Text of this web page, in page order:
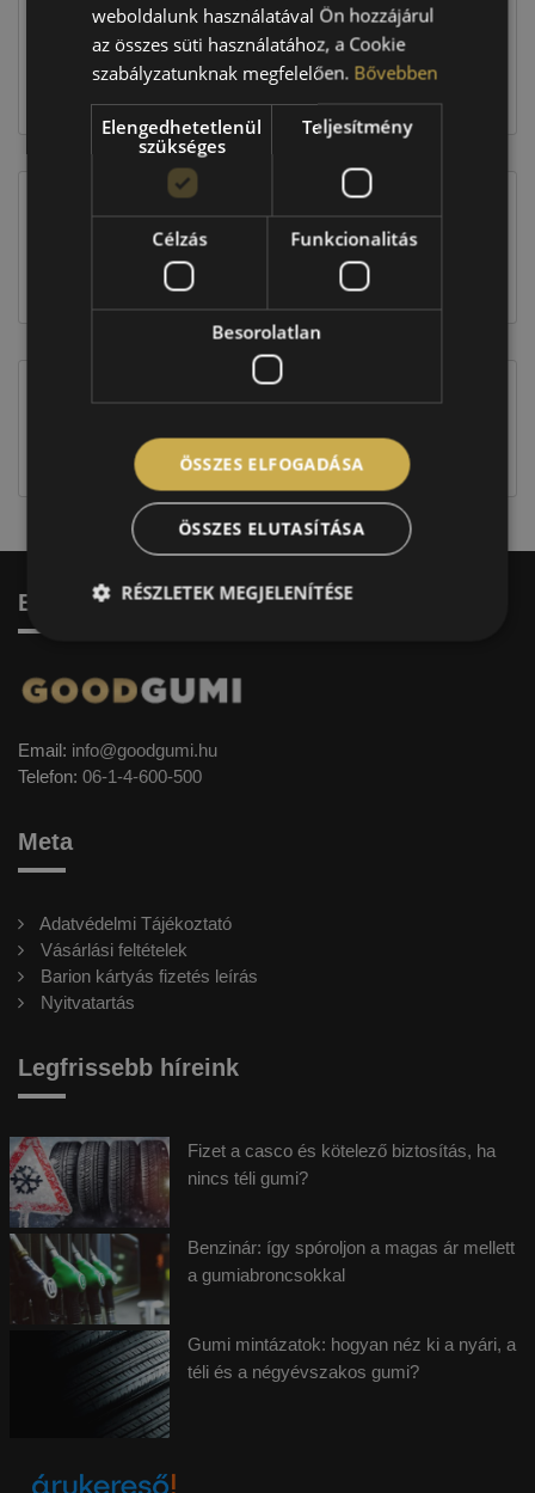
197 160 Ft
EU-s abroncscímke
Figyelem a feltüntetett címke adatok tájékoztató
címkével ellátott abroncs kerül kiszállításra.
Elérhetőség
Email: info@goodgumi.hu
Telefon: 06-1-4-600-500
Meta
Adatvédelmi Tájékoztató
Vásárlási feltételek
Barion kártyás fizetés leírás
Nyitvatartás
Legfrissebb híreink
Fizet a casco és kötelező biztosítás, ha
nincs téli gumi?
Benzinár: így spóroljon a magas ár mellett
a gumiabroncsokkal
Gumi mintázatok: hogyan néz ki a nyári, a
téli és a négyévszakos gumi?
weboldalunk használatával Ön hozzájárul
az összes süti használatához, a Cookie
szabályzatunknak megfelelően. Bővebben
Elengedhetetlenül
szükséges
Teljesítmény
Célzás Funkcionalitás
Besorolatlan
ÖSSZES ELFOGADÁSA
ÖSSZES ELUTASÍTÁSA
RÉSZLETEK MEGJELENÍTÉSE